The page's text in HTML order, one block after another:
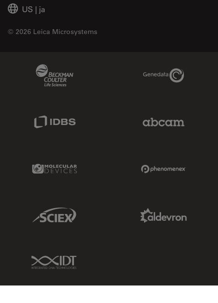
US | ja
© 2026 Leica Microsystems
Genedata Link
IDBS Link
Molecular Devices Link
Sciex Link
IDT Link